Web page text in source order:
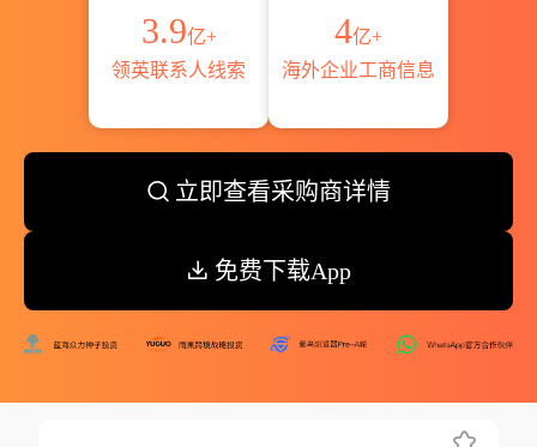
3.9亿+
领英联系人线索
4亿+
海外企业工商信息
立即查看采购商详情
免费下载App